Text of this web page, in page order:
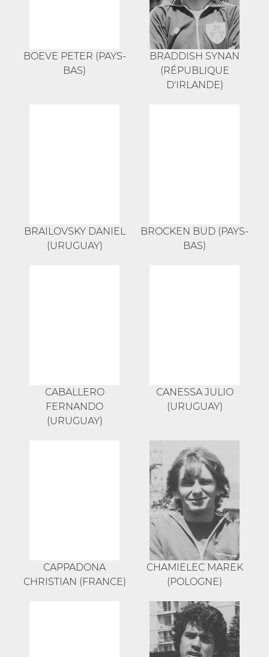
BOEVE PETER (PAYS-
BAS)
BRADDISH SYNAN
(RÉPUBLIQUE
D'IRLANDE)
BRAILOVSKY DANIEL
(URUGUAY)
BROCKEN BUD (PAYS-
BAS)
CABALLERO
FERNANDO
(URUGUAY)
CANESSA JULIO
(URUGUAY)
CAPPADONA
CHRISTIAN (FRANCE)
CHAMIELEC MAREK
(POLOGNE)